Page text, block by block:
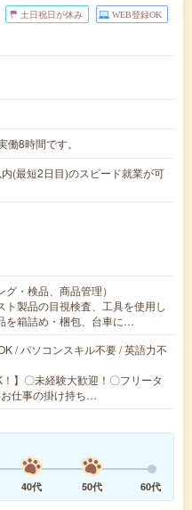
土日祝日が休み WEB登録OK
8時間です。
(最短2日目)のスピード就業が可
・検品、商品管理）
ト製品の目視検査、工具を使用し
を箱詰め・梱包、台車に…
/ パソコンスキル不要 / 英語力不
！】〇未経験大歓迎！〇フリータ
仕事の掛け持ち…
40代 50代 60代